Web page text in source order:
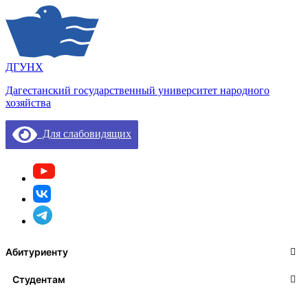
ДГУНХ
Дагестанский государственный университет народного
хозяйства
Для слабовидящих
Абитуриенту
Студентам